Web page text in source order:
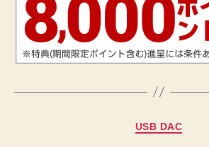
カ
USB DAC